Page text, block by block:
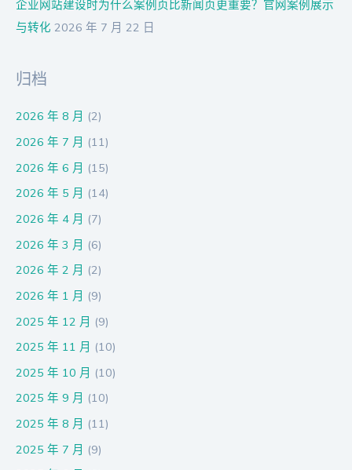
企业网站建设时为什么案例页比新闻页更重要？官网案例展示
与转化 2026 年 7 月 22 日
归档
2026 年 8 月 (2)
2026 年 7 月 (11)
2026 年 6 月 (15)
2026 年 5 月 (14)
2026 年 4 月 (7)
2026 年 3 月 (6)
2026 年 2 月 (2)
2026 年 1 月 (9)
2025 年 12 月 (9)
2025 年 11 月 (10)
2025 年 10 月 (10)
2025 年 9 月 (10)
2025 年 8 月 (11)
2025 年 7 月 (9)